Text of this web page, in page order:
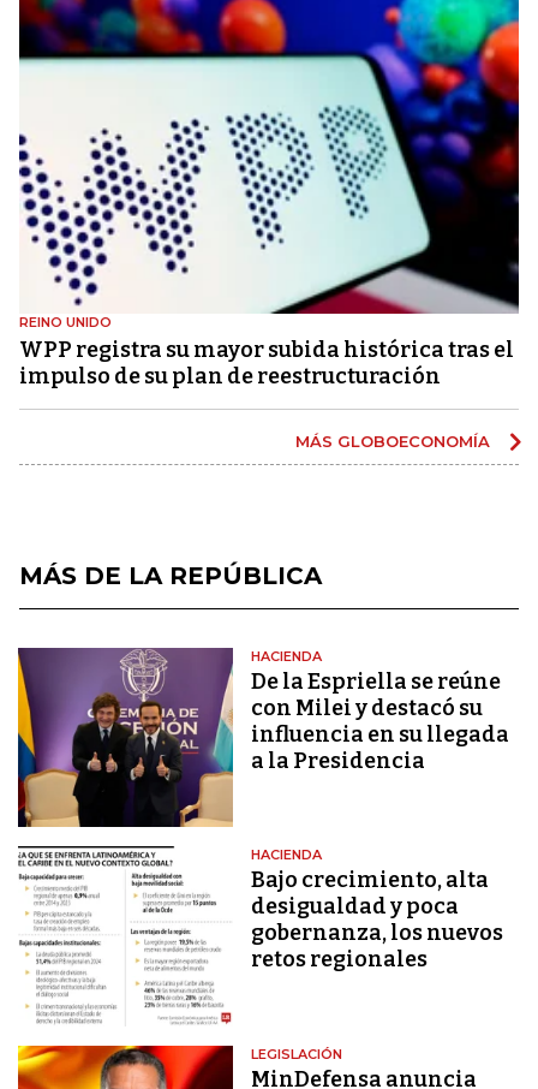
REINO UNIDO
WPP registra su mayor subida histórica tras el
impulso de su plan de reestructuración
MÁS GLOBOECONOMÍA
MÁS DE LA REPÚBLICA
HACIENDA
De la Espriella se reúne
con Milei y destacó su
influencia en su llegada
a la Presidencia
HACIENDA
Bajo crecimiento, alta
desigualdad y poca
gobernanza, los nuevos
retos regionales
LEGISLACIÓN
MinDefensa anuncia